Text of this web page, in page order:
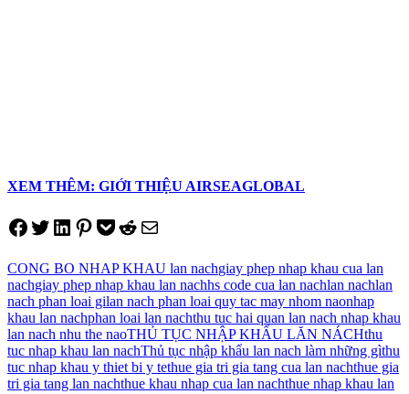
XEM THÊM: GIỚI THIỆU AIRSEAGLOBAL
Share on Facebook
Tweet on Twitter
Share on LinkedIn
Pin on Pinterest
Save to pocket
Share on Reddit
Share via Email
CONG BO NHAP KHAU lan nachgiay phep nhap khau cua lan
nachgiay phep nhap khau lan nachhs code cua lan nachlan nachlan
nach phan loai gilan nach phan loai quy tac may nhom naonhap
khau lan nachphan loai lan nachthu tuc hai quan lan nach nhap khau
lan nach nhu the naoTHỦ TỤC NHẬP KHẨU LĂN NÁCHthu
tuc nhap khau lan nachThủ tục nhập khẩu lan nach làm những gìthu
tuc nhap khau y thiet bi y tethue gia tri gia tang cua lan nachthue gia
tri gia tang lan nachthue khau nhap cua lan nachthue nhap khau lan